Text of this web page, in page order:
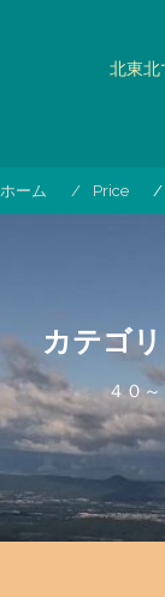
キ
北東北
ホーム Price
カテゴ
４０